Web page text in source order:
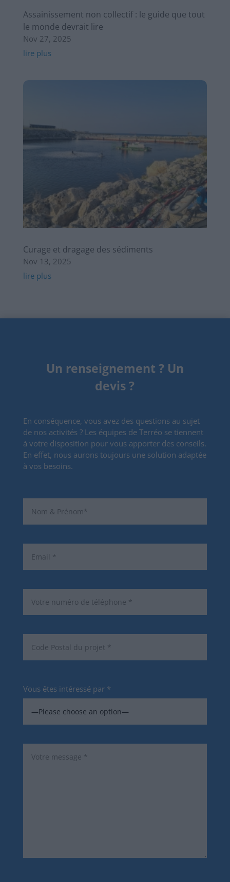
Assainissement non collectif : le guide que tout
le monde devrait lire
Nov 27, 2025
lire plus
Curage et dragage des sédiments
Nov 13, 2025
lire plus
Un renseignement ? Un
devis ?
En conséquence, vous avez des questions au sujet
de nos activités ? Les équipes de Terréo se tiennent
à votre disposition pour vous apporter des conseils.
En effet, nous aurons toujours une solution adaptée
à vos besoins.
Vous êtes intéressé par *